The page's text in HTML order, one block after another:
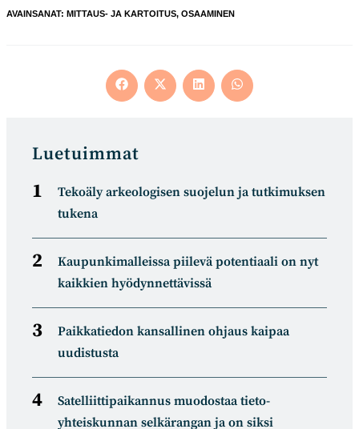
AVAINSANAT: MITTAUS- JA KARTOITUS, OSAAMINEN
Opens
in
Opens
in
Opens
in
Opens
in
Luetuimmat
Tekoäly arkeologisen suojelun ja tutkimuksen
tukena
Kaupunkimalleissa piilevä potentiaali on nyt
kaikkien hyödynnettävissä
Paikkatiedon kansallinen ohjaus kaipaa
uudistusta
Satelliitti­paikannus muodostaa tieto­
yhteiskunnan selkä­rangan ja on siksi